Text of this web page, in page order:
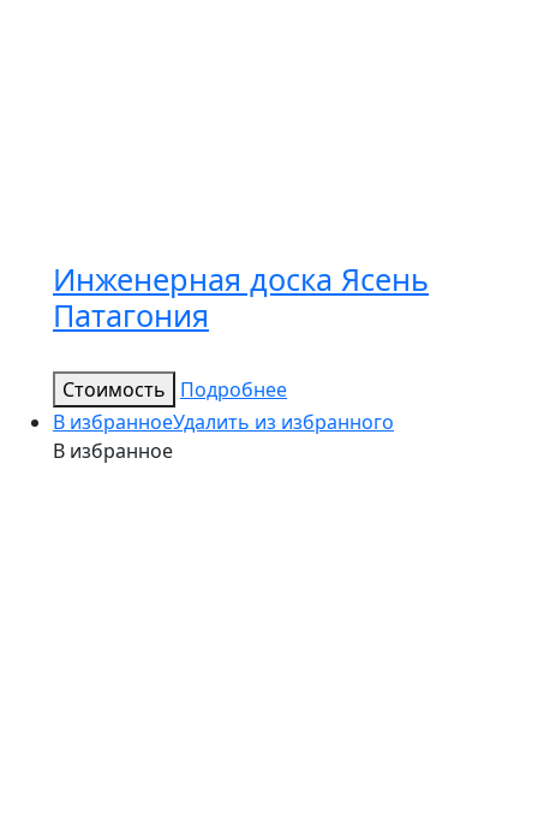
Инженерная доска Ясень
Патагония
Стоимость
Подробнее
В избранноеУдалить из избранного
В избранное